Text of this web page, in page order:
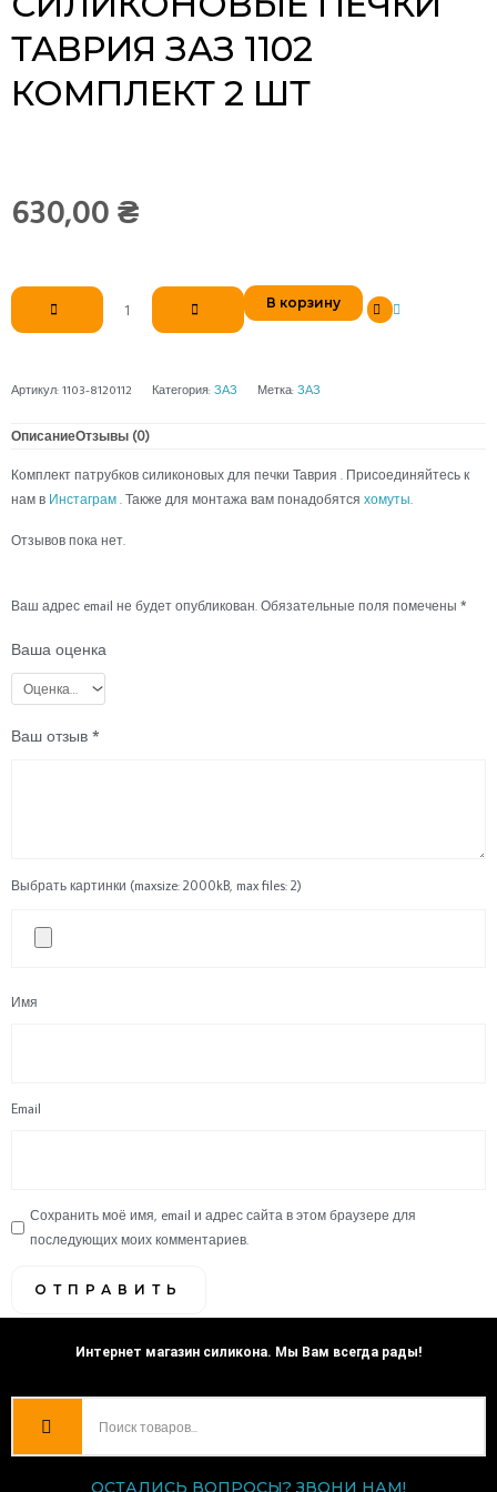
ТАВРИЯ ЗАЗ 1102
КОМПЛЕКТ 2 ШТ
630,00 ₴
Количество
товара
Патрубки
печки
ЗАЗ
комплект
2
В корзину
Артикул: 1103-8120112 Категория: ЗАЗ Метка: ЗАЗ
ОписаниеОтзывы (0)
Комплект патрубков силиконовых для печки Таврия . Присоединяйтесь к
нам в Инстаграм . Также для монтажа вам понадобятся хомуты.
Отзывов пока нет.
Ваш адрес email не будет опубликован. Обязательные поля помечены *
Ваша оценка
Ваш отзыв *
Выбрать картинки (maxsize: 2000kB, max files: 2)
Имя
Email
Сохранить моё имя, email и адрес сайта в этом браузере для
последующих моих комментариев.
Интернет магазин силикона. Мы Вам всегда рады!